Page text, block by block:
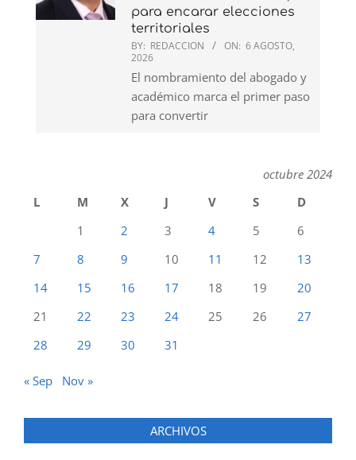
para encarar elecciones
territoriales
BY: REDACCION ON: 6 AGOSTO,
2026
El nombramiento del abogado y
académico marca el primer paso
para convertir
octubre 2024
L
M X J V S
D
1
2 3 4 5
6
7
8 9 10 11 12
13
14
15 16 17 18 19
20
21
22 23 24 25 26
27
28
29 30 31
« Sep Nov »
ARCHIVOS